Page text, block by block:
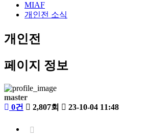
MIAF
개인전 소식
개인전
페이지 정보
master
0건
2,807회 23-10-04 11:48